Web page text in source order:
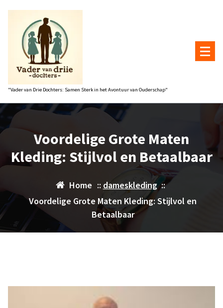
"Vader van Drie Dochters: Samen Sterk in het Avontuur van Ouderschap"
Voordelige Grote Maten
Kleding: Stijlvol en Betaalbaar
Home :: dameskleding::
Voordelige Grote Maten Kleding: Stijlvol en
Betaalbaar